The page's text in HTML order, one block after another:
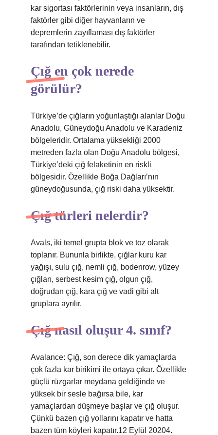
kar sigortası faktörlerinin veya insanların, dış
faktörler gibi diğer hayvanların ve
depremlerin zayıflaması dış faktörler
tarafından tetiklenebilir.
Çığ en çok nerede
görülür?
Türkiye’de çığların yoğunlaştığı alanlar Doğu
Anadolu, Güneydoğu Anadolu ve Karadeniz
bölgeleridir. Ortalama yüksekliği 2000
metreden fazla olan Doğu Anadolu bölgesi,
Türkiye’deki çığ felaketinin en riskli
bölgesidir. Özellikle Boğa Dağları’nın
güneydoğusunda, çığ riski daha yüksektir.
Çığ türleri nelerdir?
Avals, iki temel grupta blok ve toz olarak
toplanır. Bununla birlikte, çığlar kuru kar
yağışı, sulu çığ, nemli çığ, bodenrow, yüzey
çığları, serbest kesim çığ, olgun çığ,
doğrudan çığ, kara çığ ve vadi gibi alt
gruplara ayrılır.
Çığ nasıl oluşur 4. sınıf?
Avalance: Çığ, son derece dik yamaçlarda
çok fazla kar birikimi ile ortaya çıkar. Özellikle
güçlü rüzgarlar meydana geldiğinde ve
yüksek bir sesle bağırsa bile, kar
yamaçlardan düşmeye başlar ve çığ oluşur.
Çünkü bazen çığ yollarını kapatır ve hatta
bazen tüm köyleri kapatır.12 Eylül 20204.